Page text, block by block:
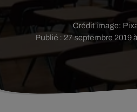
Publié : 27 septembre 2019
Crédit image: